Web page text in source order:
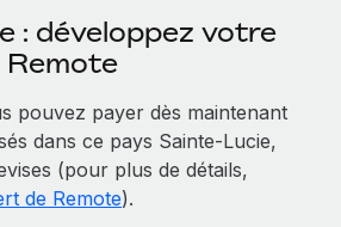
: développez votre
Remote
pouvez payer dès maintenant
dans ce pays Sainte-Lucie,
(pour plus de détails,
de Remote).